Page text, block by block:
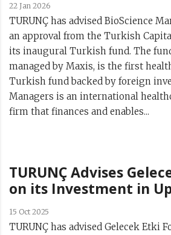
22 Jan 2026
TURUNÇ has advised BioScience
an approval from the Turkish
its inaugural Turkish fund. The
managed by Maxis, is the first
Turkish fund backed by foreign
Managers is an international
firm that finances and enables...
TURUNÇ Advises
on its Investment in
15 Oct 2025
TURUNÇ has advised Gelecek Etki